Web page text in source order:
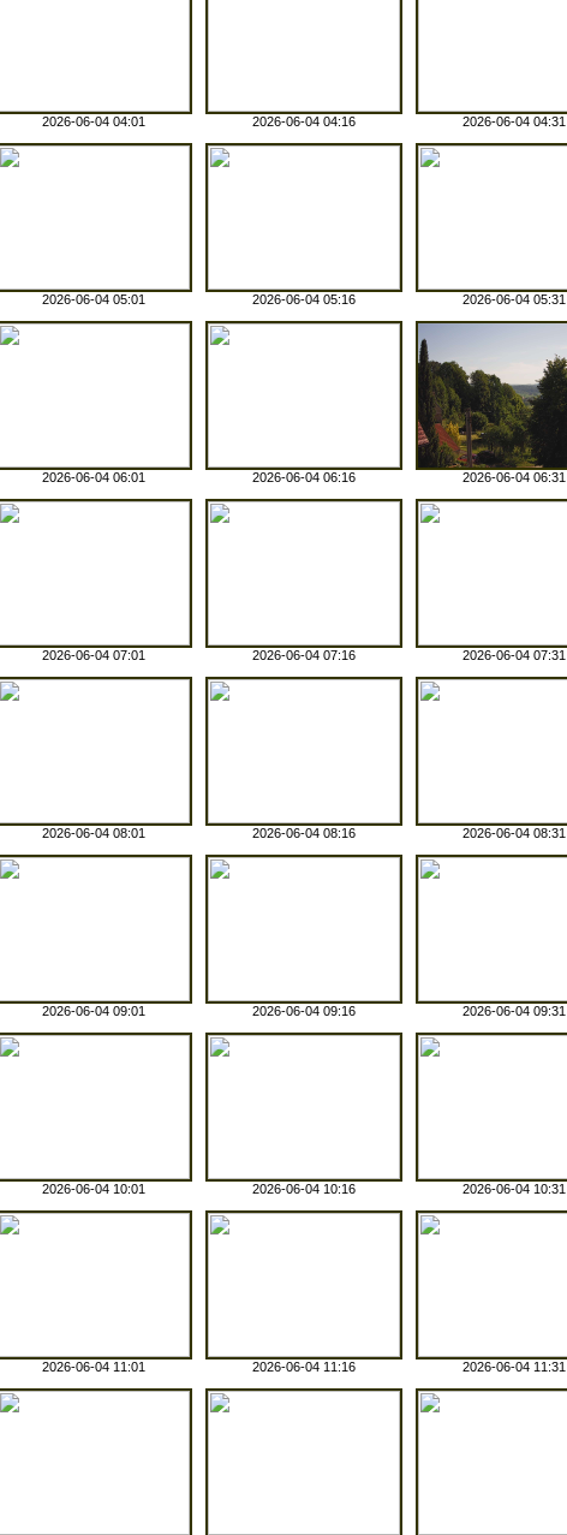
2026-06-04 04:01 2026-06-04 04:16 2026-06-04 04:31
2026-06-04 05:01 2026-06-04 05:16 2026-06-04 05:31
2026-06-04 06:01 2026-06-04 06:16 2026-06-04 06:31
2026-06-04 07:01 2026-06-04 07:16 2026-06-04 07:31
2026-06-04 08:01 2026-06-04 08:16 2026-06-04 08:31
2026-06-04 09:01 2026-06-04 09:16 2026-06-04 09:31
2026-06-04 10:01 2026-06-04 10:16 2026-06-04 10:31
2026-06-04 11:01 2026-06-04 11:16 2026-06-04 11:31